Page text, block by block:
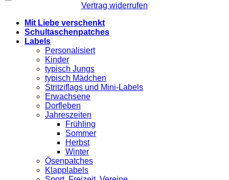
Vertrag widerrufen
Mit Liebe verschenkt
Schultaschenpatches
Labels
Personalisiert
Kinder
typisch Jungs
typisch Mädchen
Stritziflags und Mini-Labels
Erwachsene
Dorfleben
Jahreszeiten
Frühling
Sommer
Herbst
Winter
Ösenpatches
Klapplabels